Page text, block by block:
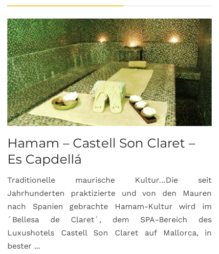
Hamam – Castell Son Claret –
Es Capdellá
Traditionelle maurische Kultur…Die seit
Jahrhunderten praktizierte und von den Mauren
nach Spanien gebrachte Hamam-Kultur wird im
´Bellesa de Claret´, dem SPA-Bereich des
Luxushotels Castell Son Claret auf Mallorca, in
bester ...